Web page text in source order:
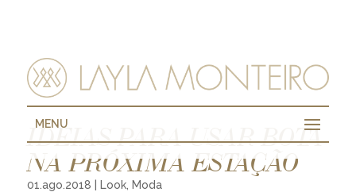
MENU
IDEIAS PARA USAR BOTA
NA PRÓXIMA ESTAÇÃO
01.ago.2018 Look, Moda